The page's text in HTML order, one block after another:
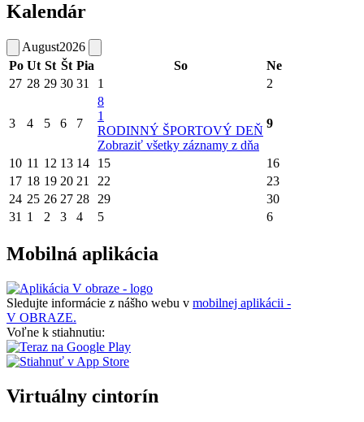
Kalendár
August2026
Po Ut St Št Pia So
Ne
27 28 29 30 31 1 2
3 4 5 6 7
8
1
RODINNÝ ŠPORTOVÝ DEŇ
Zobraziť všetky záznamy z dňa
9
10 11 12 13 14 15
16
17 18 19 20 21 22
23
24 25 26 27 28 29
30
31 1 2 3 4 5 6
Mobilná aplikácia
Sledujte informácie z nášho webu v mobilnej aplikácii -
V OBRAZE.
Voľne k stiahnutiu:
Virtuálny cintorín